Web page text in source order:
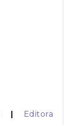
| Editora